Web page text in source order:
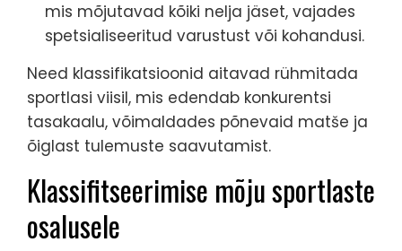
mis mõjutavad kõiki nelja jäset, vajades
spetsialiseeritud varustust või kohandusi.
Need klassifikatsioonid aitavad rühmitada
sportlasi viisil, mis edendab konkurentsi
tasakaalu, võimaldades põnevaid matše ja
õiglast tulemuste saavutamist.
Klassifitseerimise mõju sportlaste
osalusele